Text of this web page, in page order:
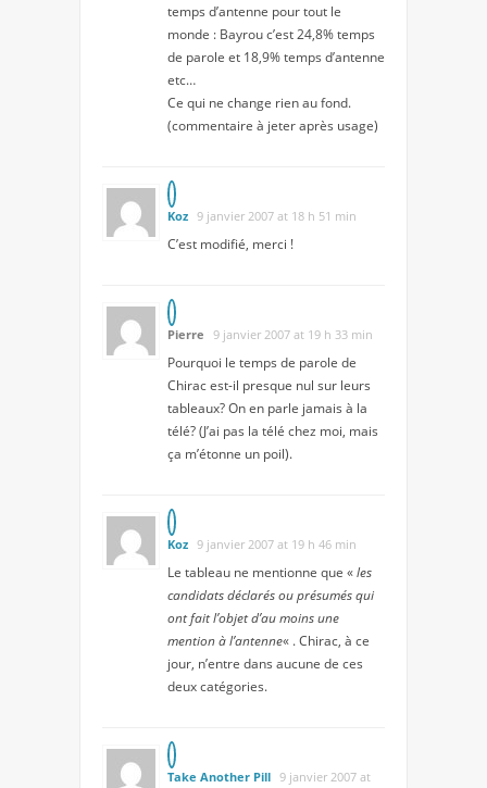
temps d’antenne pour tout le
monde : Bayrou c’est 24,8% temps
de parole et 18,9% temps d’antenne
etc…
Ce qui ne change rien au fond.
(commentaire à jeter après usage)
Koz 9 janvier 2007 at 18 h 51 min
C’est modifié, merci !
Pierre 9 janvier 2007 at 19 h 33 min
Pourquoi le temps de parole de
Chirac est-il presque nul sur leurs
tableaux? On en parle jamais à la
télé? (J’ai pas la télé chez moi, mais
ça m’étonne un poil).
Koz 9 janvier 2007 at 19 h 46 min
Le tableau ne mentionne que «les
candidats déclarés ou présumés qui
ont fait l’objet d’au moins une
mention à l’antenne« . Chirac, à ce
jour, n’entre dans aucune de ces
deux catégories.
Take Another Pill 9 janvier 2007 at